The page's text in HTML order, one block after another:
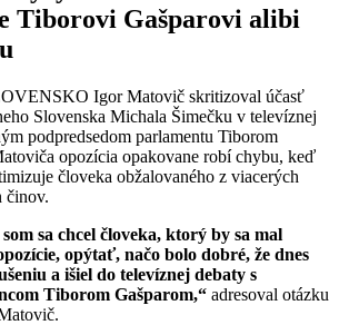
Tiborovi Gašparovi alibi
Igor Matovič skritizoval účasť
Slovenska Michala Šimečku v televíznej
podpredsedom parlamentu Tiborom
opozícia opakovane robí chybu, keď
človeka obžalovaného z viacerých
činov.
sa chcel človeka, ktorý by sa mal
opýtať, načo bolo dobré, že dnes
a išiel do televíznej debaty s
Tiborom Gašparom,“ adresoval otázku